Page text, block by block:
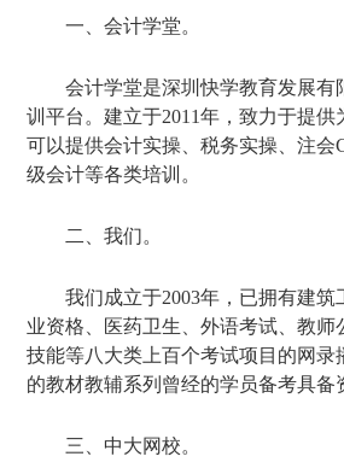
一、会计学堂。
会计学堂是深圳快学教育发展有
训平台。建立于2011年，致力于提供
可以提供会计实操、税务实操、注会
级会计等各类培训。
二、我们。
我们成立于2003年，已拥有建筑
业资格、医药卫生、外语考试、教师
技能等八大类上百个考试项目的网录
的教材教辅系列曾经的学员备考具备
三、中大网校。